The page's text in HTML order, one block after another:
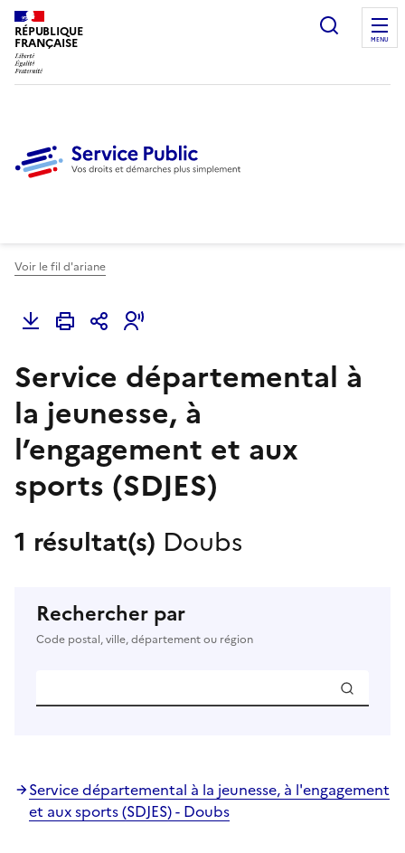
RÉPUBLIQUE
FRANÇAISE
Ouvrir
MENU
Voir le fil d'ariane
Service départemental à
la jeunesse, à
l’engagement et aux
sports (SDJES)
1 résultat(s) Doubs
Rechercher par
Code postal, ville, département ou région
Service départemental à la jeunesse, à l'engagement
et aux sports (SDJES) - Doubs